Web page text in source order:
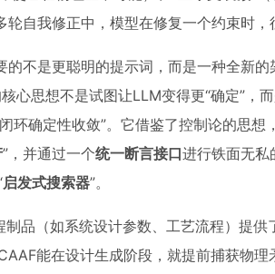
自我修正中，模型在修复一个约束时，
的不是更聪明的提示词，而是一种全新
心思想不是试图让LLM变得更“确定”，
环确定性收敛”。它借鉴了控制论的思
”，并通过一个统一断言接口进行铁面无私
启发式搜索器”。
品（如系统设计参数、工艺流程）提供
能在设计生成阶段，就提前捕获物